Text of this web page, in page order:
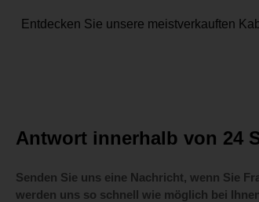
Entdecken Sie unsere meistverkauften
Antwort innerhalb von 24
Senden Sie uns eine Nachricht, wenn Sie
werden uns so schnell wie möglich bei